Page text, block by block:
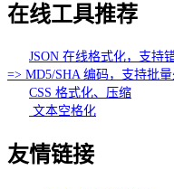
在线工具推荐
JSON 在线格式化，支持
=> MD5/SHA 编码，支持批
CSS 格式化、压缩
文本空格化
友情链接